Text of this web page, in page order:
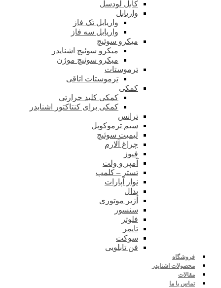
کابل لودسل
واریابل
واریابل تک فاز
واریابل سه فاز
میکرو سوئیچ
میکرو سوئیچ اشنایدر
میکرو سوئیچ موژن
ترموستات
ترموستات اتاقی
کمکی
کمکی کلید حرارتی
کمکی برای کنتاکتور اشنایدر
ترانس
سیم ترموکوپل
لیمیت سوئیچ
چراغ آلارم
فیوز
آمپر و ولت
تستر – کلمپ
نوار آپارات
پدال
آژیر موتوری
سنسور
فلوتر
تایمر
سوکت
فن تابلویی
فروشگاه
محصولات اشنایدر
مقالات
تماس با ما